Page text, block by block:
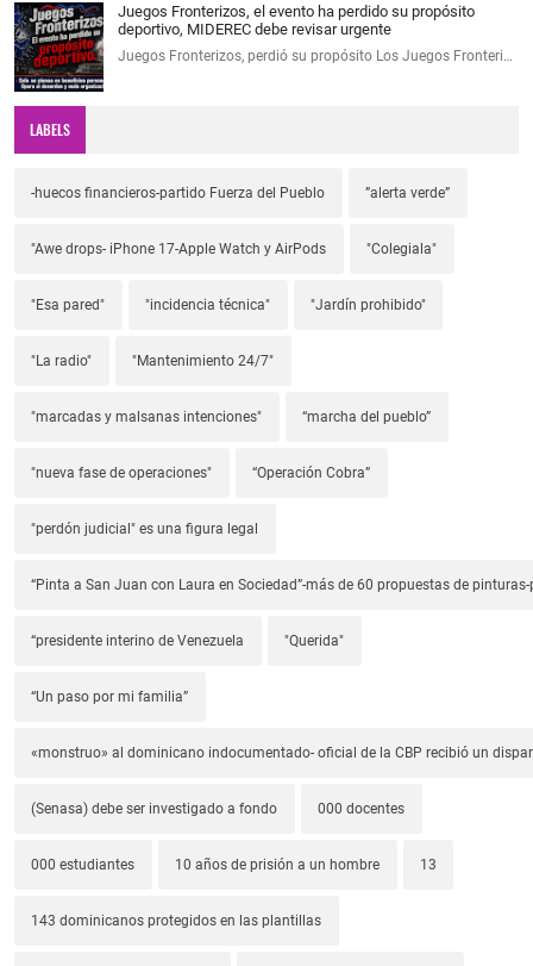
Juegos Fronterizos, el evento ha perdido su propósito
deportivo, MIDEREC debe revisar urgente
Juegos Fronterizos, perdió su propósito Los Juegos Fronteri…
LABELS
-huecos financieros-partido Fuerza del Pueblo ”alerta verde”
"Awe drops- iPhone 17-Apple Watch y AirPods "Colegiala"
"Esa pared" "incidencia técnica" "Jardín prohibido"
"La radio" "Mantenimiento 24/7"
"marcadas y malsanas intenciones" “marcha del pueblo”
"nueva fase de operaciones" “Operación Cobra”
"perdón judicial" es una figura legal
“Pinta a San Juan con Laura en Sociedad”-más de 60 propuestas de
“presidente interino de Venezuela "Querida"
“Un paso por mi familia”
«monstruo» al dominicano indocumentado- oficial de la CBP recibió un
(Senasa) debe ser investigado a fondo 000 docentes
000 estudiantes 10 años de prisión a un hombre 13
143 dominicanos protegidos en las plantillas